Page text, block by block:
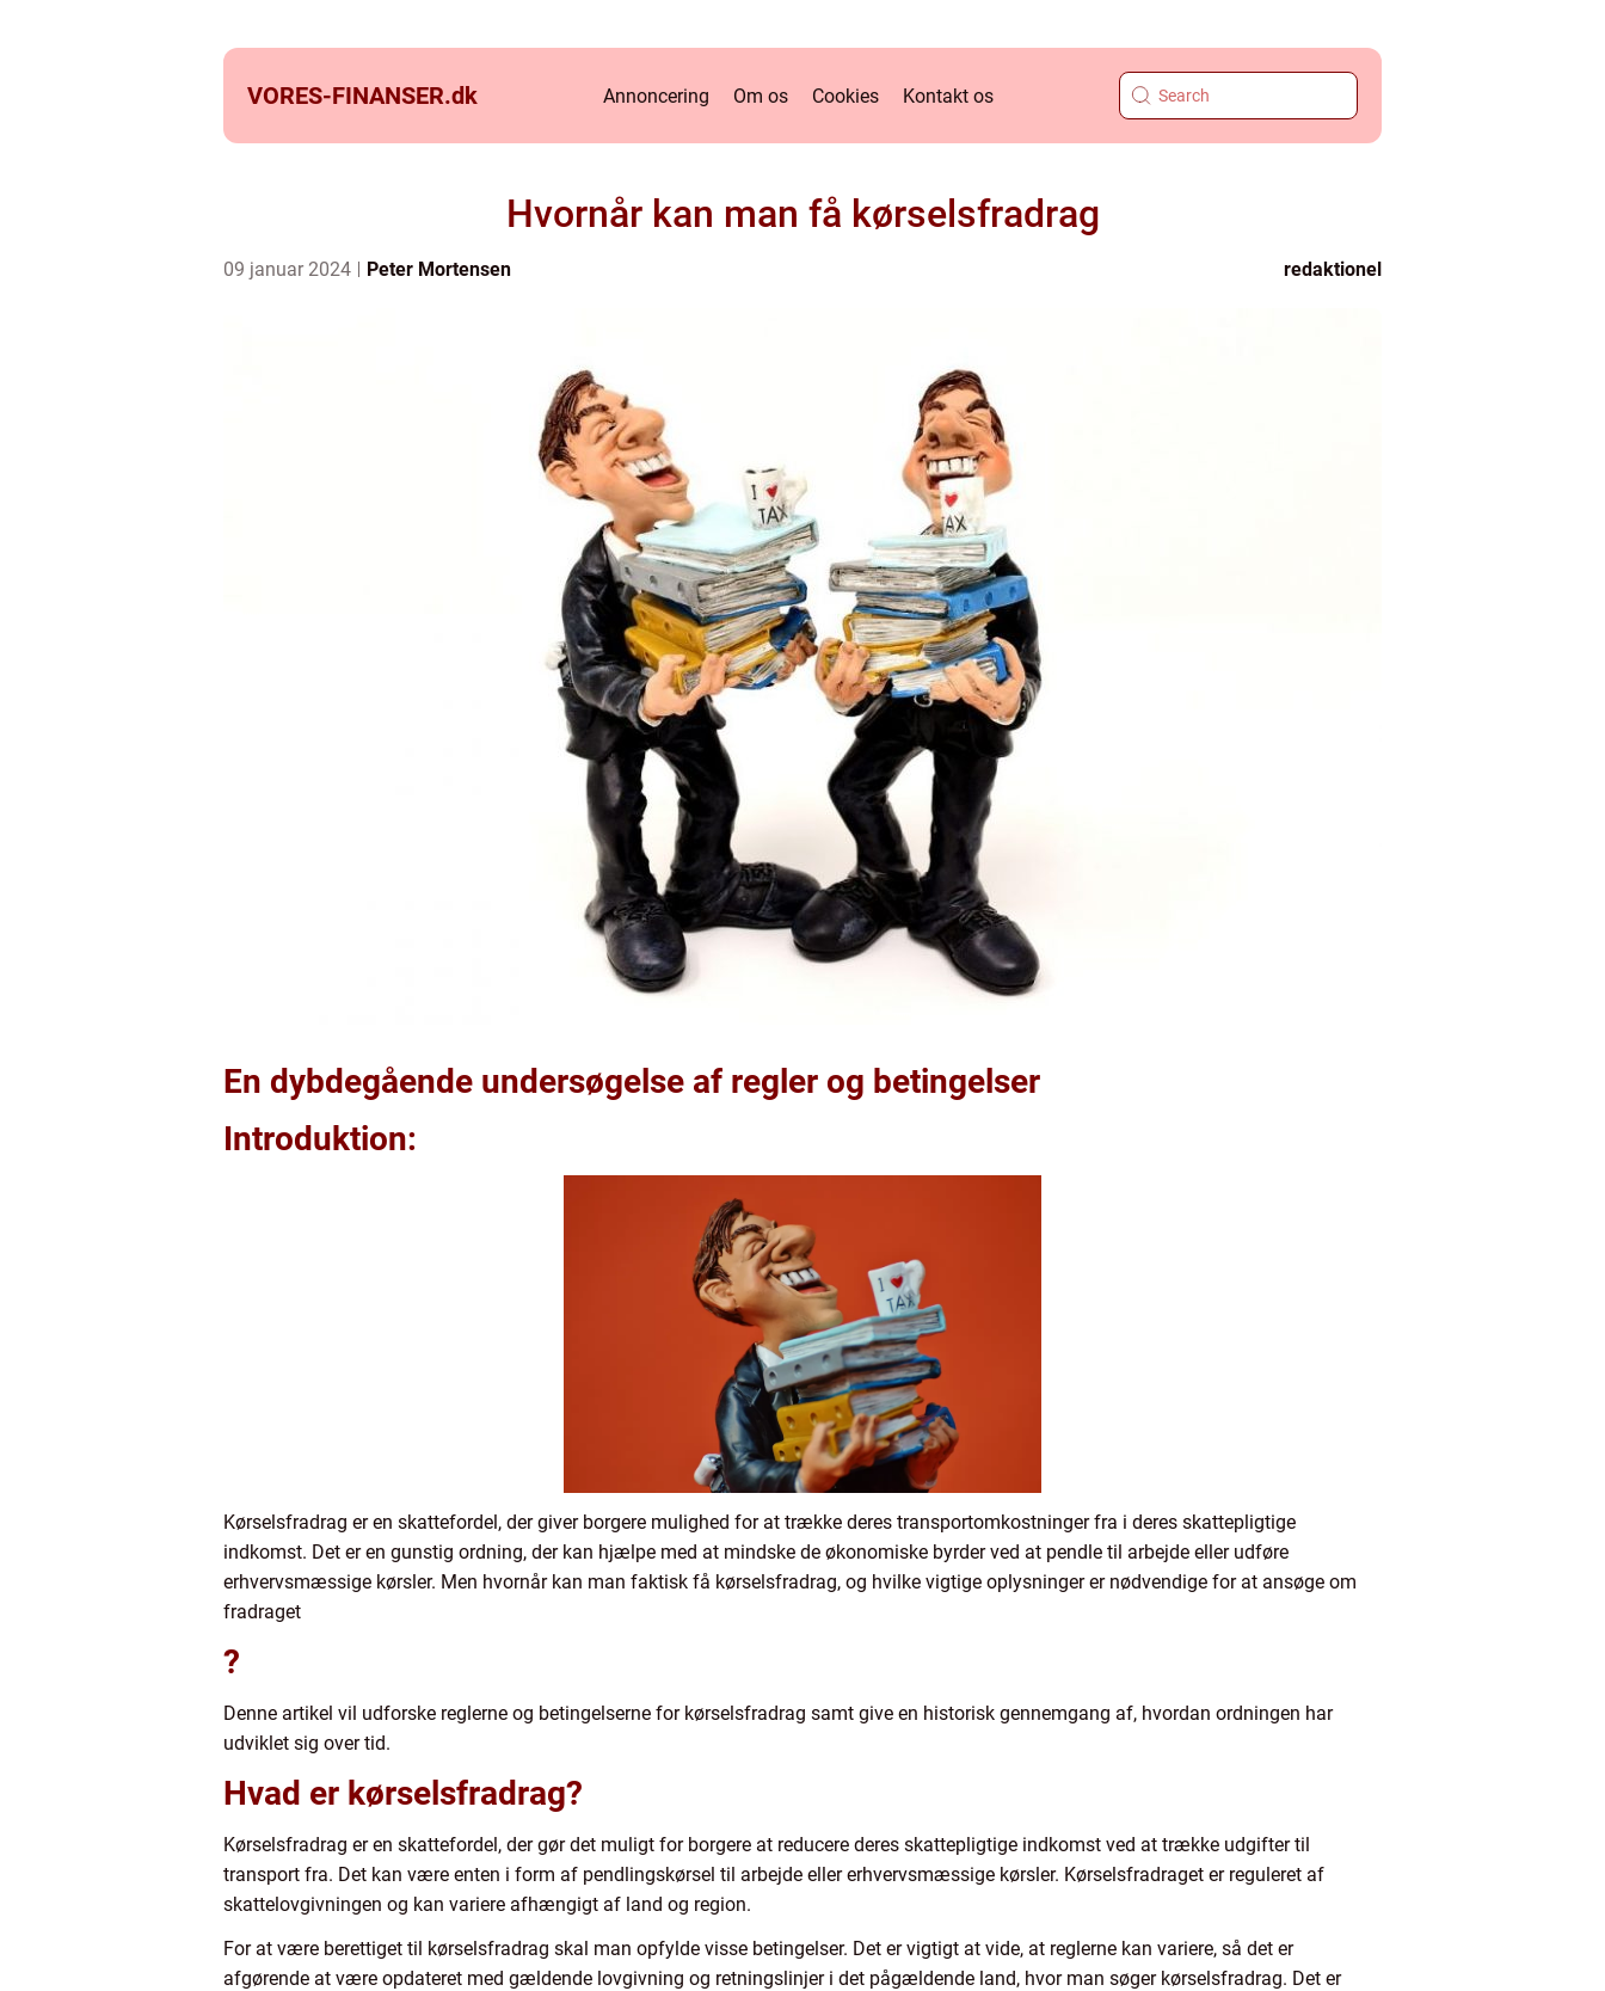
VORES-FINANSER.dk Annoncering Om os Cookies Kontakt os
Hvornår kan man få kørselsfradrag
09 januar 2024 Peter Mortensen redaktionel
En dybdegående undersøgelse af regler og betingelser
Introduktion:
Kørselsfradrag er en skattefordel, der giver borgere mulighed for at trække deres transportomkostninger fra i deres skattepligtige
indkomst. Det er en gunstig ordning, der kan hjælpe med at mindske de økonomiske byrder ved at pendle til arbejde eller udføre
erhvervsmæssige kørsler. Men hvornår kan man faktisk få kørselsfradrag, og hvilke vigtige oplysninger er nødvendige for at ansøge om
fradraget
?
Denne artikel vil udforske reglerne og betingelserne for kørselsfradrag samt give en historisk gennemgang af, hvordan ordningen har
udviklet sig over tid.
Hvad er kørselsfradrag?
Kørselsfradrag er en skattefordel, der gør det muligt for borgere at reducere deres skattepligtige indkomst ved at trække udgifter til
transport fra. Det kan være enten i form af pendlingskørsel til arbejde eller erhvervsmæssige kørsler. Kørselsfradraget er reguleret af
skattelovgivningen og kan variere afhængigt af land og region.
For at være berettiget til kørselsfradrag skal man opfylde visse betingelser. Det er vigtigt at vide, at reglerne kan variere, så det er
afgørende at være opdateret med gældende lovgivning og retningslinjer i det pågældende land, hvor man søger kørselsfradrag. Det er